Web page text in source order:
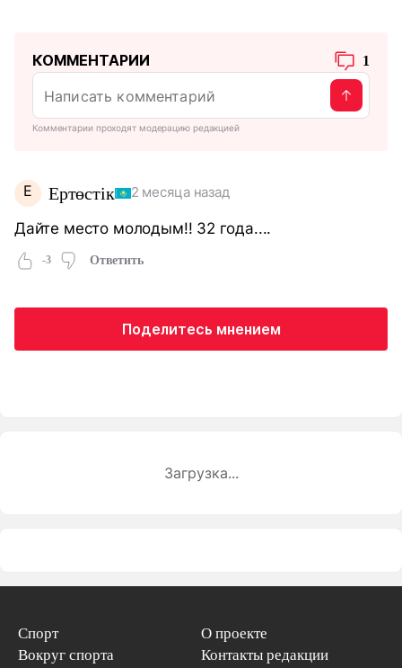
КОММЕНТАРИИ 1
Комментарии проходят модерацию редакцией
Е Ертөстік 2 месяца назад
Дайте место молодым!! 32 года....
-3 Ответить
Поделитесь мнением
Загрузка...
Спорт
Вокруг спорта
О проекте
Контакты редакции